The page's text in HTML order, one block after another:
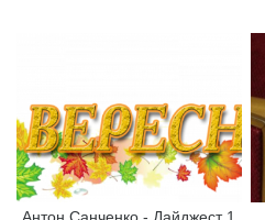
Антон Санченко - Дайджест 1